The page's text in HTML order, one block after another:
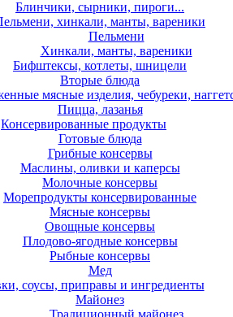
Блинчики, сырники, пироги...
хинкали, манты, вареники
Пельмени
Хинкали, манты, вареники
Бифштексы, котлеты, шницели
Вторые блюда
мясные изделия, чебуреки,
Пицца, лазанья
Консервированные продукты
Готовые блюда
Грибные консервы
Маслины, оливки и каперсы
Молочные консервы
Морепродукты консервированные
Мясные консервы
Овощные консервы
Плодово-ягодные консервы
Рыбные консервы
Мед
соусы, приправы и ингредиенты
Майонез
Традиционный майонез